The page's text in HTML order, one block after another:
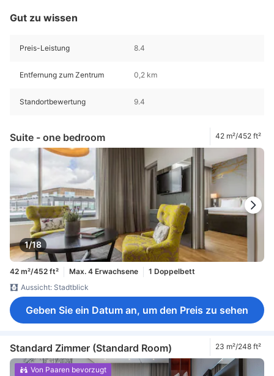
Gut zu wissen
Preis-Leistung 8.4
Entfernung zum Zentrum 0,2 km
Standortbewertung 9.4
Suite - one bedroom 42 m²/452 ft²
1/18
42 m²/452 ft² Max. 4 Erwachsene
1 Doppelbett
Aussicht: Stadtblick
Geben Sie ein Datum an, um den Preis zu sehen
Standard Zimmer (Standard Room) 23 m²/248 ft²
Von Paaren bevorzugt